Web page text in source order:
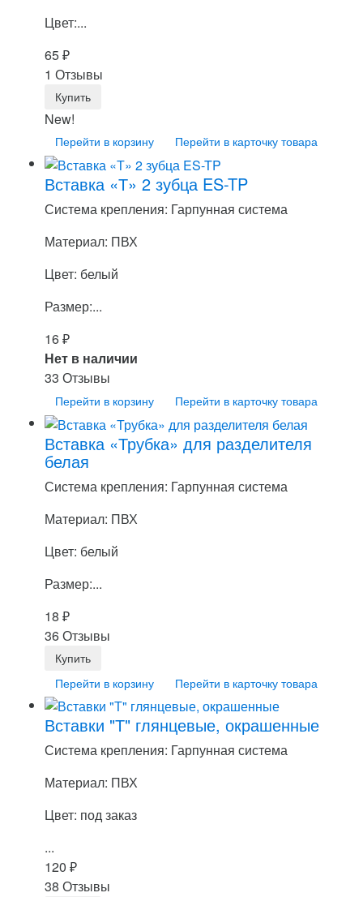
Цвет:...
65₽
1 Отзывы
New!
Перейти в корзину Перейти в карточку товара
Вставка «Т» 2 зубца ES-TP
Система крепления: Гарпунная система
Материал: ПВХ
Цвет: белый
Размер:...
16₽
Нет в наличии
33 Отзывы
Перейти в корзину Перейти в карточку товара
Вставка «Трубка» для разделителя
белая
Система крепления: Гарпунная система
Материал: ПВХ
Цвет: белый
Размер:...
18 ₽
36 Отзывы
Перейти в корзину Перейти в карточку товара
Вставки "Т" глянцевые, окрашенные
Система крепления: Гарпунная система
Материал: ПВХ
Цвет: под заказ
...
120 ₽
38 Отзывы